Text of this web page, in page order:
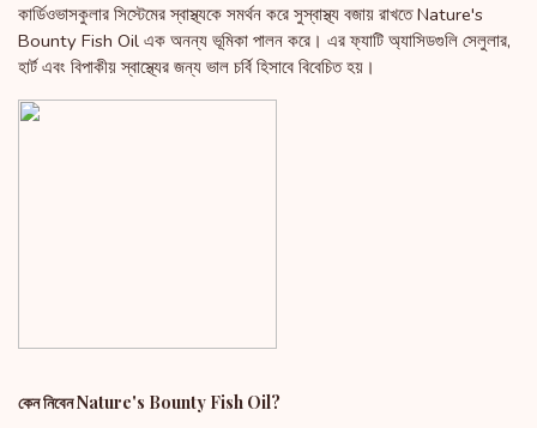
কার্ডিওভাসকুলার সিস্টেমের স্বাস্থ্যকে সমর্থন করে সুস্বাস্থ্য বজায় রাখতে Nature's
Bounty Fish Oil এক অনন্য ভূমিকা পালন করে। এর ফ্যাটি অ্যাসিডগুলি সেলুলার,
হার্ট এবং বিপাকীয় স্বাস্থ্যের জন্য ভাল চর্বি হিসাবে বিবেচিত হয়।
কেন নিবেন Nature's Bounty Fish Oil?